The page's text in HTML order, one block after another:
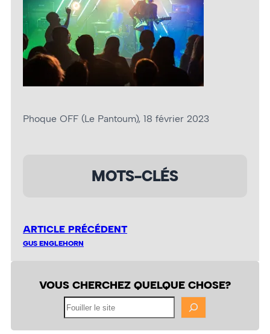
Phoque OFF (Le Pantoum), 18 février 2023
MOTS-CLÉS
ARTICLE PRÉCÉDENT
GUS ENGLEHORN
VOUS CHERCHEZ QUELQUE CHOSE?